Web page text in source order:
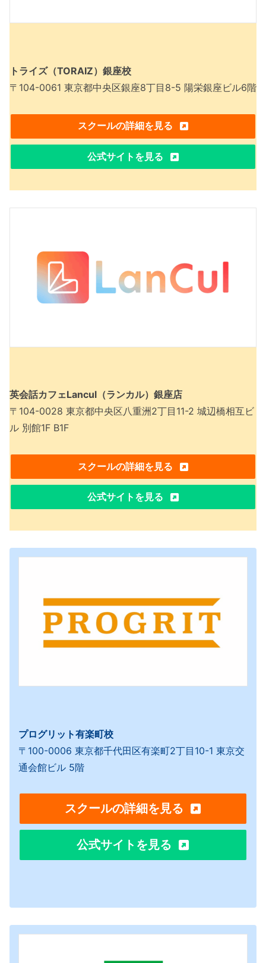
トライズ（TORAIZ）銀座校
〒104-0061 東京都中央区銀座8丁目8-5 陽栄銀座ビル6階
スクールの詳細を見る
公式サイトを見る
英会話カフェLancul（ランカル）銀座店
〒104-0028 東京都中央区八重洲2丁目11-2 城辺橋相互ビ
ル 別館1F B1F
スクールの詳細を見る
公式サイトを見る
プログリット有楽町校
〒100-0006 東京都千代田区有楽町2丁目10-1 東京交
通会館ビル 5階
スクールの詳細を見る
公式サイトを見る